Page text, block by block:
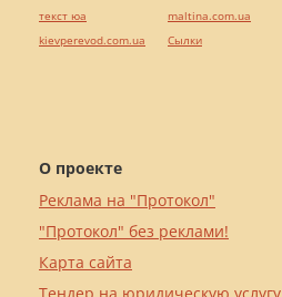
О проекте
Реклама на "Протокол"
"Протокол" без реклами!
Карта сайта
текст юа
kievperevod.com.ua
maltina.com.ua
Cылки